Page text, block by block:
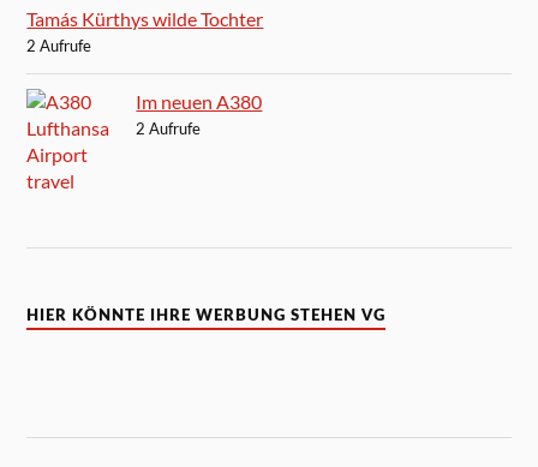
Tamás Kürthys wilde Tochter
2 Aufrufe
Im neuen A380
2 Aufrufe
HIER KÖNNTE IHRE WERBUNG STEHEN VG